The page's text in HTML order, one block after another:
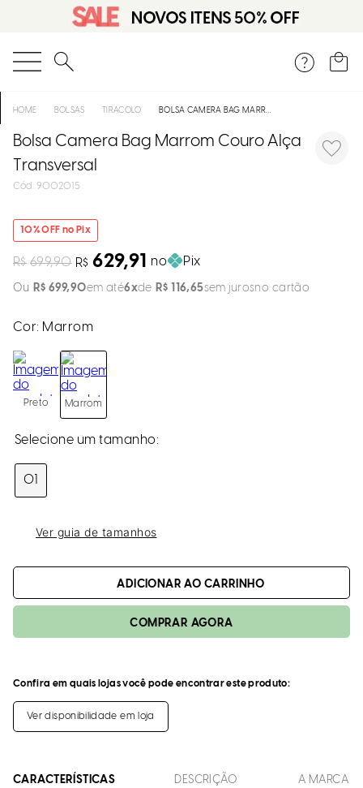
O que você está procurando?
BOLSAS TIRACOLO BOLSA CAMERA BAG MARROM COURO ALÇA TRANSVERSAL
Bolsa Camera Bag Marrom Couro Alça
Transversal
: 9002015
10% OFF no Pix
R$ 699,90 R$ 629,91 no Pix
R$ 699,90em até6 R$ 116,65sem juros
Cor: Marrom
Preto Marrom
01
Ver guia de tamanhos
ADICIONAR AO CARRINHO
Confira em quais lojas você pode encontrar este produto:
Ver disponibilidade em loja
CARACTERÍSTICAS DESCRIÇÃO A MARCA